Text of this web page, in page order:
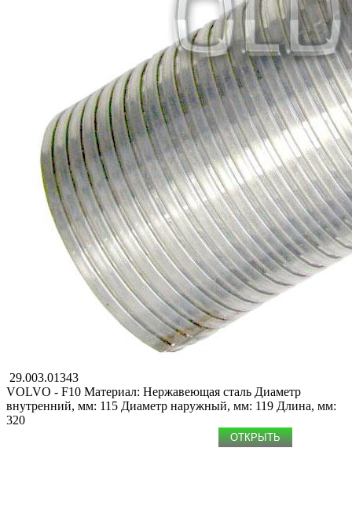
29.003.01343
VOLVO - F10 Материал: Нержавеющая сталь Диаметр
внутренний, мм: 115 Диаметр наружный, мм: 119 Длина, мм:
320
ОТКРЫТЬ